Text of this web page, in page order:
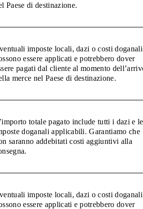
Paese di destinazione.
imposte locali, dazi o costi doganali
essere applicati e potrebbero dover
pagati dal cliente al momento
merce nel Paese di destinazione.
totale pagato include tutti i dazi e le
doganali applicabili. Garantiamo che
saranno addebitati costi aggiuntivi alla
imposte locali, dazi o costi doganali
essere applicati e potrebbero dover